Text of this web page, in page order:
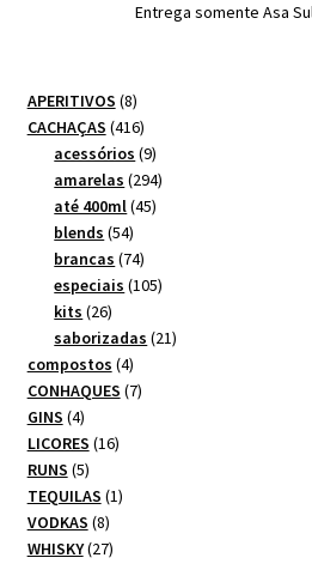
Entrega somente Asa
APERITIVOS 88
produtos
CACHAÇAS 416416
produtos
acessórios 99
produtos
amarelas 294294
até 400ml 4545
blends 5454
produtos
brancas 7474
produtos
especiais 105105
kits 2626
produtos
saborizadas 2121
compostos 44
produtos
CONHAQUES 77
GINS 44
produtos
LICORES 1616
RUNS 55
produtos
TEQUILAS 11
VODKAS 88
produtos
WHISKY 2727